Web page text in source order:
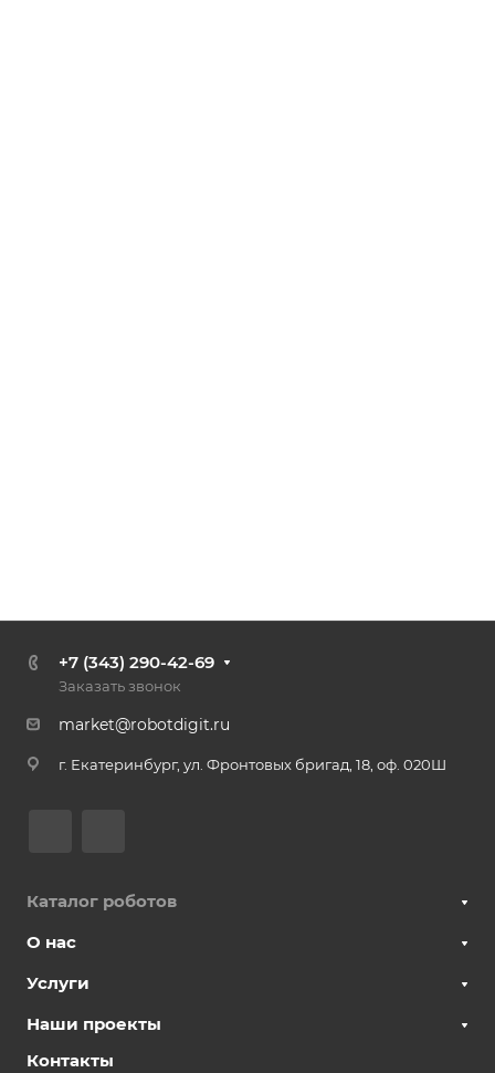
+7 (343) 290-42-69
Заказать звонок
market@robotdigit.ru
г. Екатеринбург, ул. Фронтовых бригад, 18, оф. 020Ш
Каталог роботов
О нас
Услуги
Наши проекты
Контакты